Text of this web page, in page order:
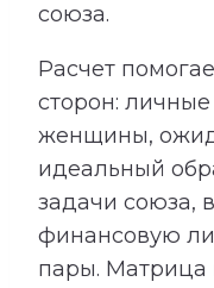
союза.
Расчет
сторон:
женщины,
идеальный
задачи союза,
финансовую
пары. Матрица